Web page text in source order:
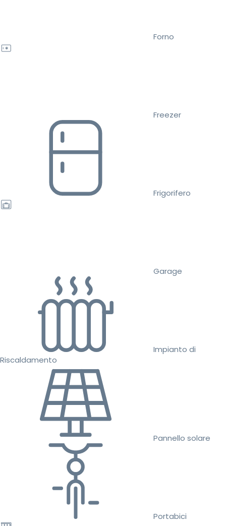
Forno
Freezer
Frigorifero
Garage
Impianto di
Riscaldamento
Pannello solare
Portabici